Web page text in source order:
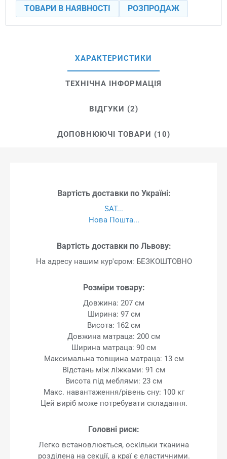
ТОВАРИ В НАЯВНОСТІ
РОЗПРОДАЖ
ХАРАКТЕРИСТИКИ
ТЕХНІЧНА ІНФОРМАЦІЯ
ВІДГУКИ (2)
ДОПОВНЮЮЧІ ТОВАРИ (10)
Вартість доставки по Україні:
SAT...
Нова Пошта...
Вартість доставки по Львову:
На адресу нашим кур'єром: БЕЗКОШТОВНО
Розміри товару:
Довжина: 207 см
Ширина: 97 см
Висота: 162 см
Довжина матраца: 200 см
Ширина матраца: 90 см
Максимальна товщина матраца: 13 см
Відстань між ліжками: 91 см
Висота під меблями: 23 см
Макс. навантаження/рівень сну: 100 кг
Цей виріб може потребувати складання.
Головні риси:
Легко встановлюється, оскільки тканина
розділена на секції, а краї є еластичними.